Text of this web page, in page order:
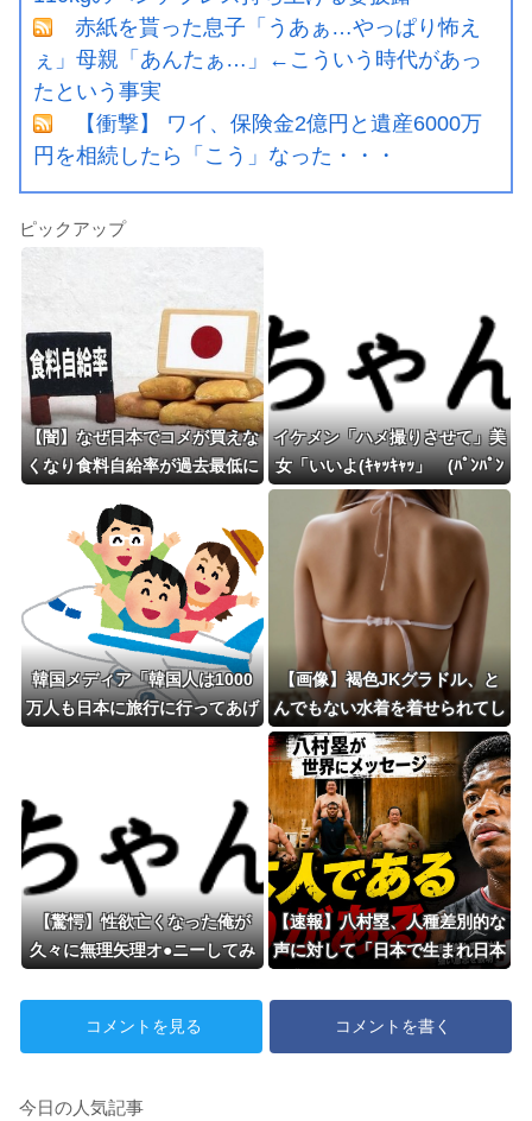
赤紙を貰った息子「うあぁ…やっぱり怖え
ぇ」母親「あんたぁ…」←こういう時代があっ
たという事実
【衝撃】 ワイ、保険金2億円と遺産6000万
円を相続したら「こう」なった・・・
ピックアップ
【闇】なぜ日本でコメが買えな
くなり食料自給率が過去最低に
イケメン「ハメ撮りさせて」美
女「いいよ(ｷｬｯｷｬｯ」 (ﾊﾟﾝﾊﾟﾝ
→wwww
韓国メディア「韓国人は1000
万人も日本に旅行に行ってあげ
【画像】褐色JKグラドル、と
んでもない水着を着せられてし
まうｗｗｗwｗｗｗｗｗｗｗｗ
【驚愕】性欲亡くなった俺が
久々に無理矢理オ●ニーしてみ
【速報】八村塁、人種差別的な
声に対して「日本で生まれ日本
るプライドがある」
コメントを見る コメントを書く
今日の人気記事